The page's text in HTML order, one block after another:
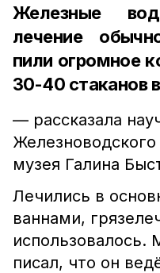
Железные
лечение
пили огромное
30-40 стаканов
— рассказала
музея Галина
Лечились в
ваннами,
писал, что он